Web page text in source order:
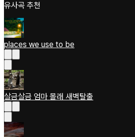
유사곡 추천
places we use to be
살금살금 엄마 몰래 새벽탈출